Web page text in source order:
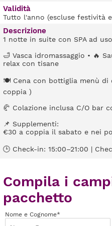
Validità
Tutto l'anno (escluse festività
Descrizione
1 notte in suite con SPA ad
🛁 Vasca idromassaggio • 🔥
relax con tisane
🍽️ Cena con bottiglia menù di
coppia )
🥐 Colazione inclusa C/O bar
📌 Supplementi:
€30 a coppia il sabato e nei
🕒 Check-in: 15:00–21:00 |
Compila i
pacchetto
Nome e Cognome*